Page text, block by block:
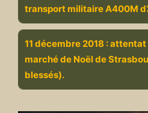
transport militaire A400M
11 décembre 2018 :
marché de Noël de
blessés).